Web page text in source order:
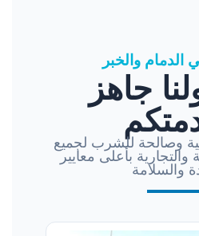
الدمام والخبر
جاهز
وصالحة للشرب لجميع
والتجارية بأعلى معايير
والسلامة